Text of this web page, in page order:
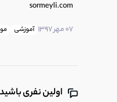
sormeyli.com
07 مهر 1397
آموزشی
اولین نفری